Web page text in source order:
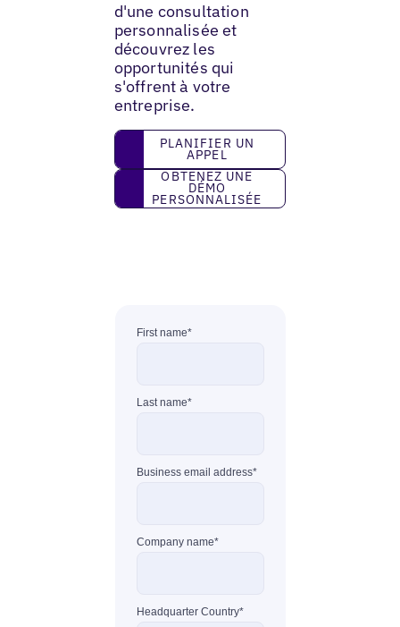
d'une consultation
personnalisée et
découvrez les
opportunités qui
s'offrent à votre
entreprise.
Planifier un appel
PLANIFIER UN
APPEL
Obtenez une démo personnalisée
OBTENEZ UNE
DÉMO
PERSONNALISÉE